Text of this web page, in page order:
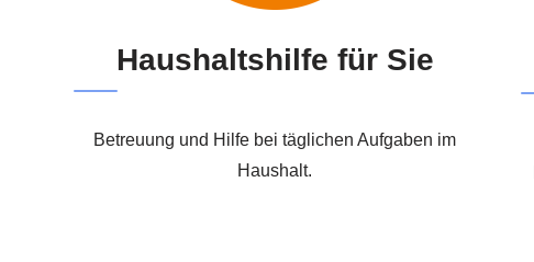
Haushaltshilfe für Sie
Betreuung und Hilfe bei täglichen Aufgaben im
Haushalt.